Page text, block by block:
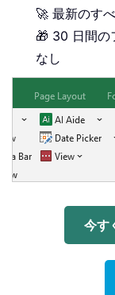
🚀 最新のす
🎁 30 日間の
なし
今す